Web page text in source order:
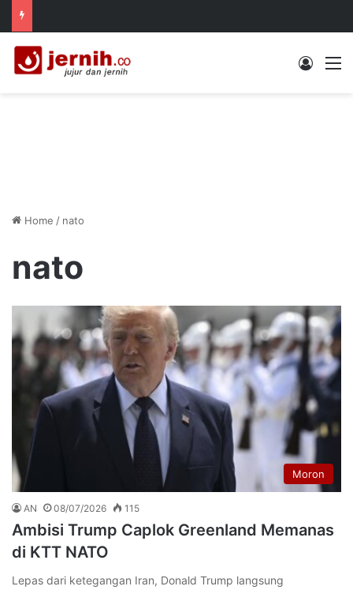
Log In
Home / nato
nato
Moron
AN 08/07/2026 115
Ambisi Trump Caplok Greenland Memanas
di KTT NATO
Lepas dari ketegangan Iran, Donald Trump langsung